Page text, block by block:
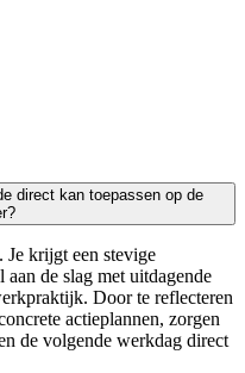
direct kan toepassen op de
krijgt een stevige
aan de slag met uitdagende
Door te reflecteren
actieplannen, zorgen
de volgende werkdag direct